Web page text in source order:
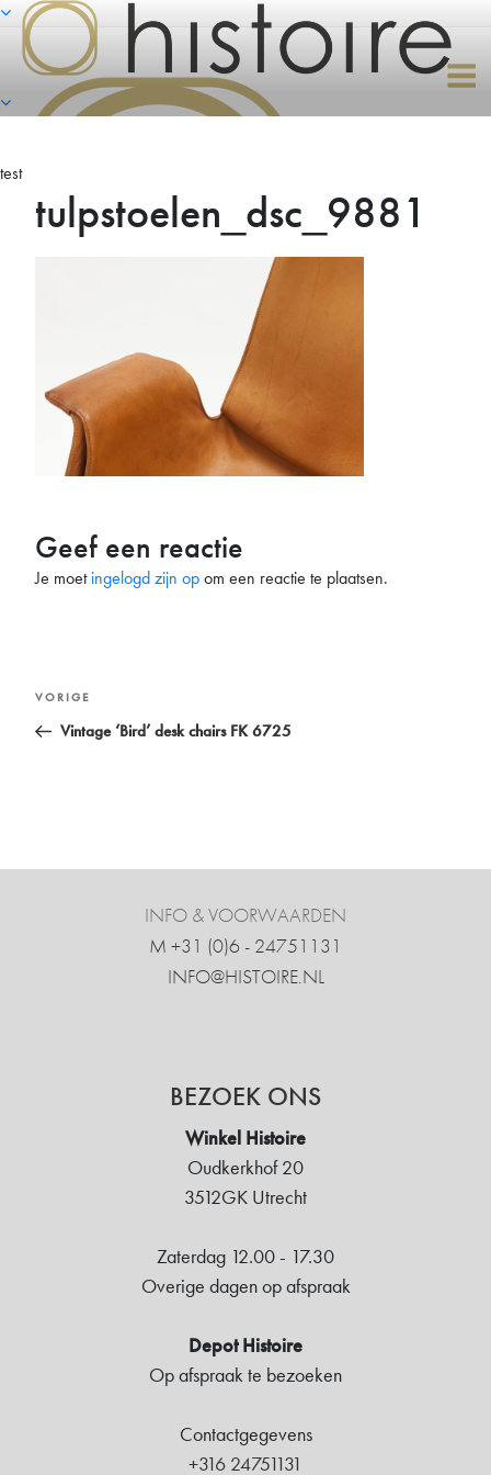
Naar
inhoud
springen
test
tulpstoelen_dsc_9881
Geef een reactie
Je moetingelogd zijn opom een reactie te plaatsen.
Bericht
navigatie
Vorig
bericht
VORIGE
Vintage ‘Bird’ desk chairs FK 6725
INFO & VOORWAARDEN
M +31 ‍(0)6 - 24751131
INFO@HISTOIRE.NL
BEZOEK ONS
Winkel Histoire
Oudkerkhof 20
3512GK Utrecht
Zaterdag 12.00 - 17.30
Overige dagen op afspraak
Depot Histoire
Op afspraak te bezoeken
Contactgegevens
+316 24751131